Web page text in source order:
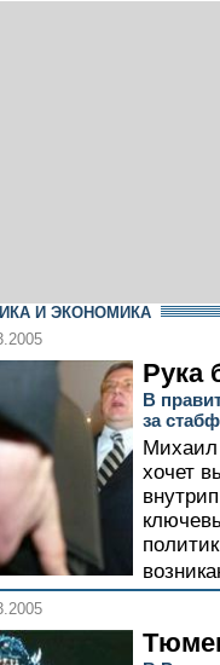
И ЭКОНОМИКА
Рука
В
за
Михаил
хочет